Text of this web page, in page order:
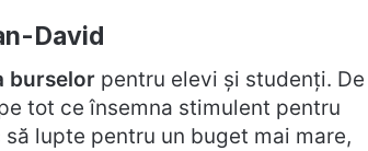
David
burselor pentru elevi și studenți. De
tot ce însemna stimulent pentru
lupte pentru un buget mai mare,